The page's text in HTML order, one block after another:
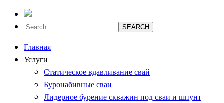
SEARCH
Главная
Услуги
Статическое вдавливание свай
Буронабивные сваи
Лидерное бурение скважин под сваи и шпунт